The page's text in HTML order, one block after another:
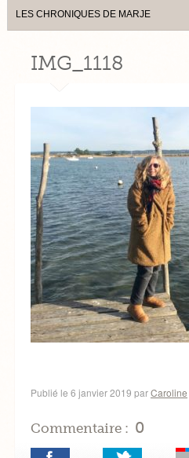
LES CHRONIQUES DE MARJE
IMG_1118
Publié le 6 janvier 2019 parCaroline
Commentaire : 0